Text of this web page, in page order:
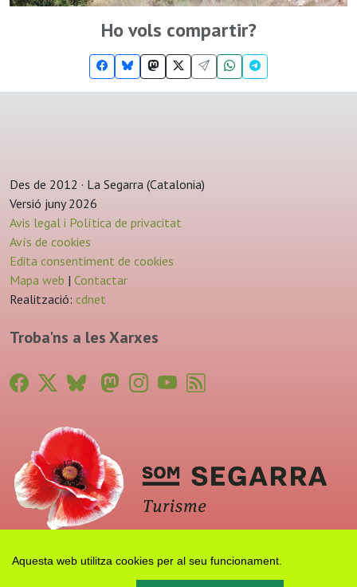
Aquesta web utilitza cookies per al seu funcionament.
Ho vols compartir?
Des de 2012 · La Segarra (Catalonia)
Versió juny 2026
Avis legal i Política de privacitat
Avís de cookies
Edita consentiment de cookies
Mapa web | Contactar
Realització: cdnet
Troba'ns a les Xarxes